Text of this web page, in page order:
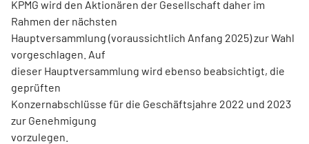
KPMG wird den Aktionären der Gesellschaft daher im
Rahmen der nächsten
Hauptversammlung (voraussichtlich Anfang 2025) zur Wahl
vorgeschlagen. Auf
dieser Hauptversammlung wird ebenso beabsichtigt, die
geprüften
Konzernabschlüsse für die Geschäftsjahre 2022 und 2023
zur Genehmigung
vorzulegen.